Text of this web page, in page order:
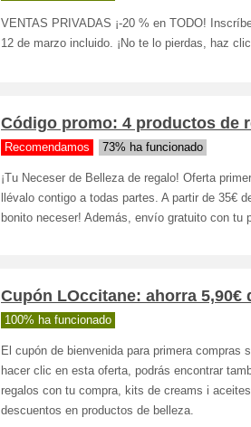
VENTAS PRIVADAS ¡-20 % en TODO!
12 de marzo incluido. ¡No te lo pierdas, haz
Código promo: 4 productos de
Recomendamos 73% ha funcionado
¡Tu Neceser de Belleza de regalo! Oferta
llévalo contigo a todas partes. A partir de 35€
bonito neceser! Además, envío gratuito con tu
Cupón LOccitane: ahorra
100% ha funcionado
El cupón de bienvenida para primera compras
hacer clic en esta oferta, podrás encontrar
regalos con tu compra, kits de creams i
descuentos en productos de belleza.